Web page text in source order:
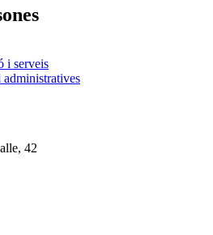
i serveis
administratives
42